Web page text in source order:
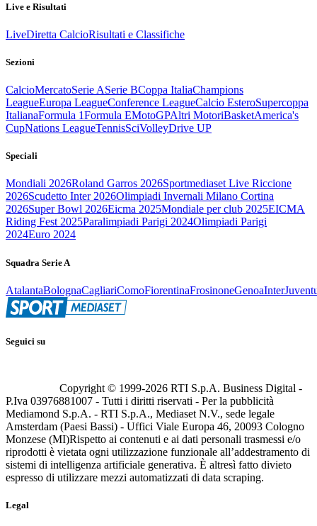
Live e Risultati
LiveDiretta CalcioRisultati e Classifiche
Sezioni
CalcioMercatoSerie ASerie BCoppa ItaliaChampions
LeagueEuropa LeagueConference LeagueCalcio EsteroSupercoppa
ItalianaFormula 1Formula EMotoGPAltri MotoriBasketAmerica's
CupNations LeagueTennisSciVolleyDrive UP
Speciali
Mondiali 2026Roland Garros 2026Sportmediaset Live Riccione
2026Scudetto Inter 2026Olimpiadi Invernali Milano Cortina
2026Super Bowl 2026Eicma 2025Mondiale per club 2025EICMA
Riding Fest 2025Paralimpiadi Parigi 2024Olimpiadi Parigi
2024Euro 2024
Squadra Serie A
AtalantaBolognaCagliariComoFiorentinaFrosinoneGenoaInter
Seguici su
Copyright © 1999-2026 RTI S.p.A. Business Digital -
P.Iva 03976881007 - Tutti i diritti riservati - Per la pubblicità
Mediamond S.p.A. - RTI S.p.A., Mediaset N.V., sede legale
Amsterdam (Paesi Bassi) - Uffici Viale Europa 46, 20093 Cologno
Monzese (MI)Rispetto ai contenuti e ai dati personali trasmessi e/o
riprodotti è vietata ogni utilizzazione funzionale all’addestramento di
sistemi di intelligenza artificiale generativa. È altresì fatto divieto
espresso di utilizzare mezzi automatizzati di data scraping.
Legal